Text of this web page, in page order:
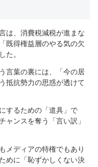
は、消費税減税が進まな
既得権益層のやる気の欠
た。
言葉の裏には、「今の居
抵抗勢力の思惑が透けて
するための「道具」で
ャンスを奪う「言い訳」
メディアの特権でもあり
めに「恥ずかしくない決